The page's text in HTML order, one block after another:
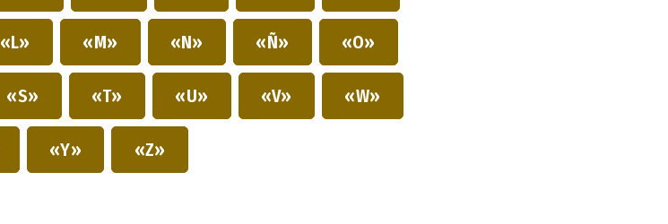
«L» «M» «N» «Ñ» «O»
«S» «T» «U» «V» «W»
«Y» «Z»